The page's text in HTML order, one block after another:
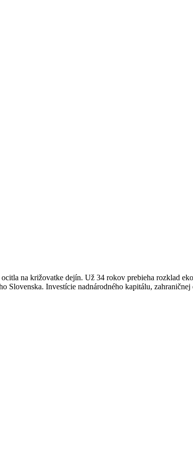
na križovatke dejín. Už 34 rokov prebieha rozklad
Slovenska. Investície nadnárodného kapitálu,